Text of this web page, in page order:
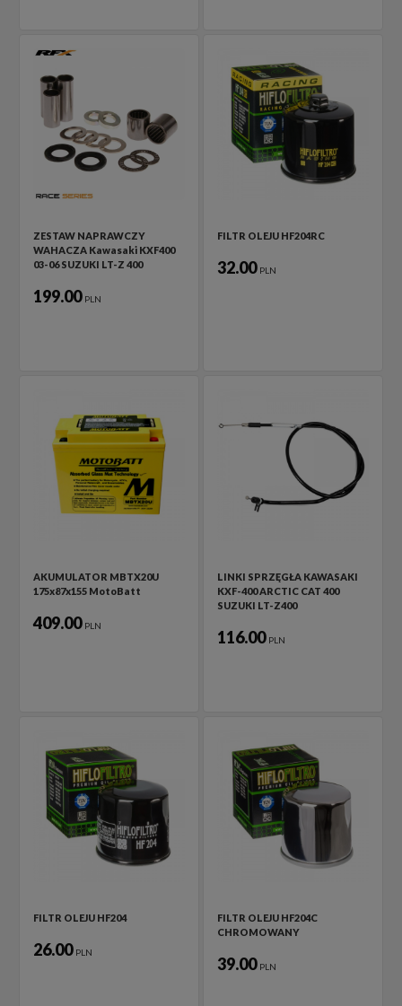
ZESTAW NAPRAWCZY
WAHACZA Kawasaki KXF400
03-06 SUZUKI LT-Z 400
199.00 PLN
FILTR OLEJU HF204RC
32.00 PLN
AKUMULATOR MBTX20U
175x87x155 MotoBatt
409.00 PLN
LINKI SPRZĘGŁA KAWASAKI
KXF-400 ARCTIC CAT 400
SUZUKI LT-Z400
116.00 PLN
FILTR OLEJU HF204
26.00 PLN
FILTR OLEJU HF204C
CHROMOWANY
39.00 PLN